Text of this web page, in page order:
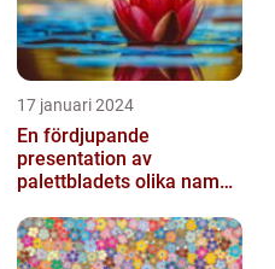
17 januari 2024
En fördjupande
presentation av
palettbladets olika namn